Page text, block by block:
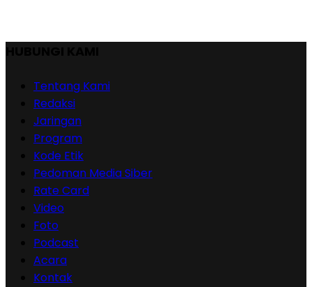
Tentang Kami
Redaksi
Jaringan
Program
Kode Etik
Pedoman Media Siber
Rate Card
Video
Foto
Podcast
Acara
Kontak